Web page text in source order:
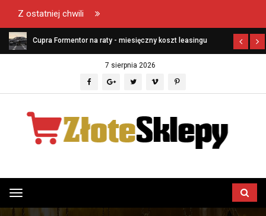
Z ostatniej chwili
Cupra Formentor na raty - miesięczny koszt leasingu
7 sierpnia 2026
Przełącz
menu